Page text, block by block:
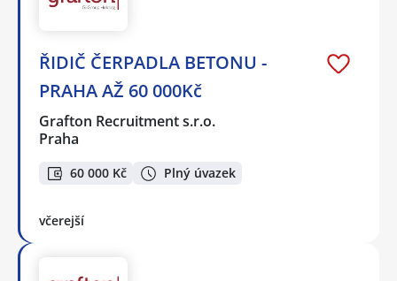
ŘIDIČ ČERPADLA BETONU -
PRAHA AŽ 60 000Kč
Grafton Recruitment s.r.o.
Praha
60 000 Kč Plný úvazek
včerejší